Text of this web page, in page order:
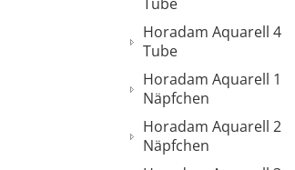
Horadam Aquarell 4
Tube
Horadam Aquarell 1
Näpfchen
Horadam Aquarell 2
Näpfchen